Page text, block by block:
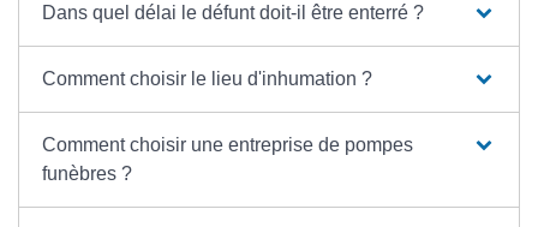
Dans quel délai le défunt doit-il être enterré ?
Comment choisir le lieu d'inhumation ?
Comment choisir une entreprise de pompes
funèbres ?